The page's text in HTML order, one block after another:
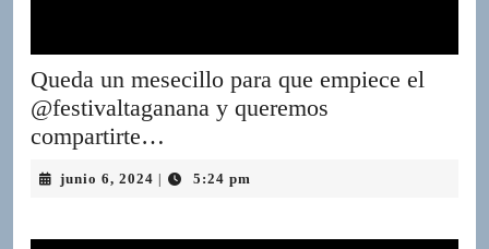
Queda un mesecillo para que empiece el
@festivaltaganana y queremos
compartirte…
mesecillo
junio 6, 2024 junio
| 5:24 pm